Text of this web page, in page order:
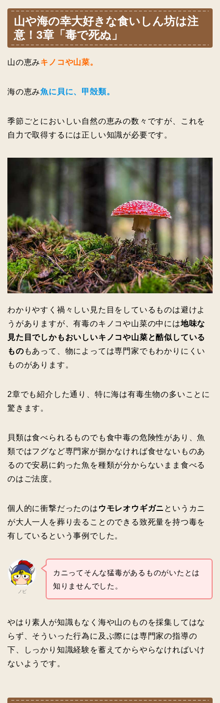
山や海の幸大好きな食いしん坊は注
意！3章「毒で死ぬ」
山の恵みキノコや山菜。
海の恵み魚に貝に、甲殻類。
季節ごとにおいしい自然の恵みの数々ですが、これを
自力で取得するには正しい知識が必要です。
わかりやすく禍々しい見た目をしているものは避けよ
うがありますが、有毒のキノコや山菜の中には地味な
見た目でしかもおいしいキノコや山菜と酷似している
もの もあって、物によっては専門家でもわかりにくい
ものがあります。
2章でも紹介した通り、特に海は有毒生物の多いことに
驚きます。
貝類は食べられるものでも食中毒の危険性があり、魚
類ではフグなど専門家が捌かなければ食せないものあ
るので安易に釣った魚を種類が分からないまま食べる
のはご法度。
個人的に衝撃だったのは ウモレオウギガニ というカニ
が大人一人を葬り去ることのできる致死量を持つ毒を
有しているという事例でした。
ノビ
カニってそんな猛毒があるものがいたとは
知りませんでした。
やはり素人が知識もなく海や山のものを採集してはな
らず、そういった行為に及ぶ際には専門家の指導の
下、しっかり知識経験を蓄えてからやらなければいけ
ないようです。